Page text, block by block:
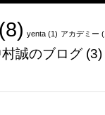
(8) yenta(1) アカデミー
村誠のブログ(3)